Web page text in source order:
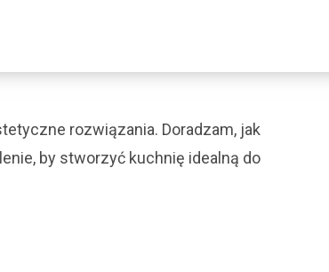
rozwiązania. Doradzam, jak
by stworzyć kuchnię idealną do